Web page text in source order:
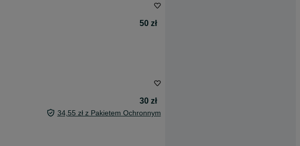
50 zł
30 zł
34,55 zł z Pakietem Ochronnym